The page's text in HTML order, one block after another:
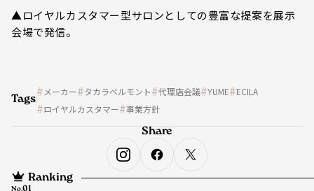
▲ロイヤルカスタマー型サロンとしての豊富な提案を展示
会場で発信。
Tags
メーカー タカラベルモント 代理店会議 YUME
ECILA
ロイヤルカスタマー
事業方針
Ranking
Share